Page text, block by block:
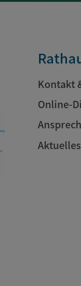
Kontakt
Online-
Aktuelles